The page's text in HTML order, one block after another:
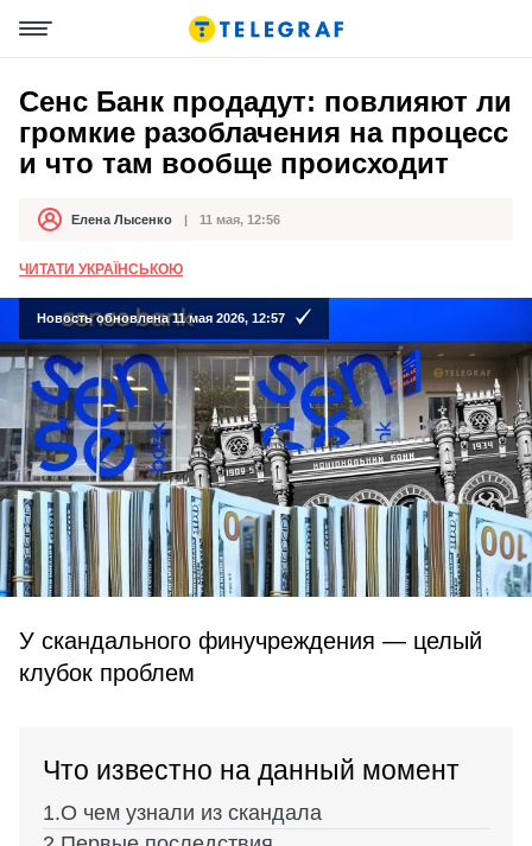
Сенс Банк продадут: повлияют ли
громкие разоблачения на процесс
и что там вообще происходит
АвторЕлена Лысенко
Дата публикации 11 мая, 12:56
ЧИТАТИ УКРАЇНСЬКОЮ
Новость обновлена 11 мая 2026, 12:57
У скандального финучреждения — целый
клубок проблем
Что известно на данный момент
О чем узнали из скандала